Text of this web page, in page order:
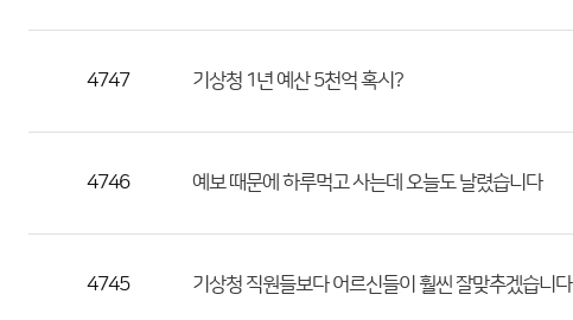
로
제
성
4747 기상청 1년 예산 5천억 혹시?
4746 예보 때문에 하루먹고 사는데 오늘도 날렸습니다
4745 기상청 직원들보다 어르신들이 훨씬 잘맞추겠습니다